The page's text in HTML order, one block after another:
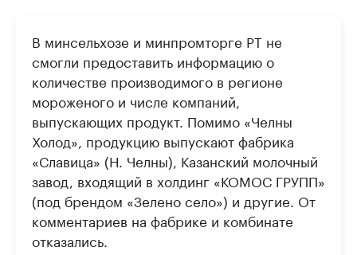
В минсельхозе и минпромторге РТ не
смогли предоставить информацию о
количестве производимого в регионе
мороженого и числе компаний,
выпускающих продукт. Помимо «Челны
Холод», продукцию выпускают фабрика
«Славица» (Н. Челны), Казанский молочный
завод, входящий в холдинг «КОМОС ГРУПП»
(под брендом «Зелено село») и другие. От
комментариев на фабрике и комбинате
отказались.